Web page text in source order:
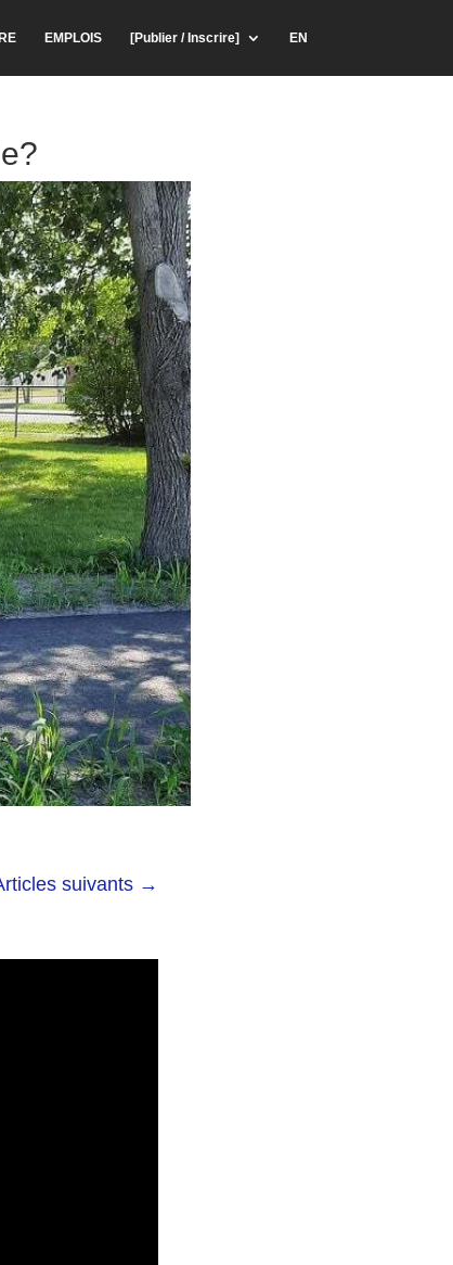
EMPLOIS [Publier / Inscrire] EN
suivants→